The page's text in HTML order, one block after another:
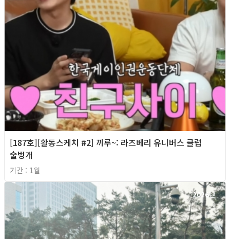
[187호][활동스케치 #2] 끼루~: 라즈베리 유니버스 클럽
술벙개
기간 : 1월
2026년